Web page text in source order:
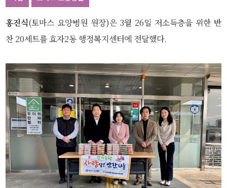
홍진식(토마스 요양병원 원장)은 3월 26일 저소득층을 위한 반
찬 20세트를 효자2동 행정복지센터에 전달했다.